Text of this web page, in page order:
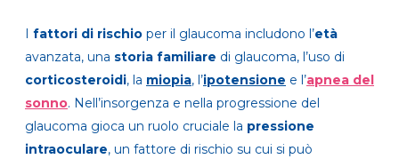
I fattori di rischio per il glaucoma includono l’età
avanzata, una storia familiare di glaucoma, l’uso di
corticosteroidi, la miopia, l’ipotensione e l’apnea del
sonno. Nell’insorgenza e nella progressione del
glaucoma gioca un ruolo cruciale la pressione
intraoculare, un fattore di rischio su cui si può